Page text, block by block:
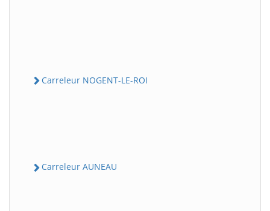
Carreleur NOGENT-LE-ROI
Carreleur AUNEAU